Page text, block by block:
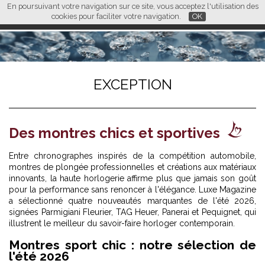
En poursuivant votre navigation sur ce site, vous acceptez l'utilisation des
cookies pour faciliter votre navigation.
OK
FR EN CN
L M
EXCEPTION
Des montres chics et sportives
Entre chronographes inspirés de la compétition automobile,
montres de plongée professionnelles et créations aux matériaux
innovants, la haute horlogerie affirme plus que jamais son goût
pour la performance sans renoncer à l'élégance. Luxe Magazine
a sélectionné quatre nouveautés marquantes de l'été 2026,
signées Parmigiani Fleurier, TAG Heuer, Panerai et Pequignet, qui
illustrent le meilleur du savoir-faire horloger contemporain.
Montres sport chic : notre sélection de
l'été 2026